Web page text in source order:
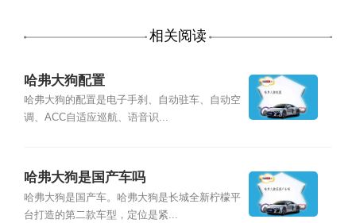
相关阅读
哈弗大狗配置
哈弗大狗的配置是电子手刹、自动驻车、自动空
调、ACC自适应巡航、语音识...
哈弗大狗是国产车吗
哈弗大狗是国产车。哈弗大狗是长城全新柠檬平
台打造的第二款车型，定位是紧...